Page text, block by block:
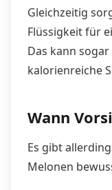
Gleichzeitig
Flüssigkeit für
Das kann
kalorienreiche
Wann
Es gibt
Melonen